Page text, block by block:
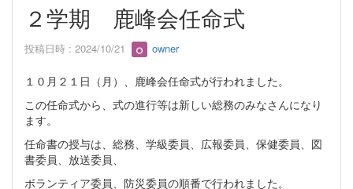
２学期 鹿峰会任命式
投稿日時 : 2024/10/21 owner
１０月２１日（月）、鹿峰会任命式が行われました。
この任命式から、式の進行等は新しい総務のみなさんになり
ます。
任命書の授与は、総務、学級委員、広報委員、保健委員、図
書委員、放送委員、
ボランティア委員、防災委員の順番で行われました。